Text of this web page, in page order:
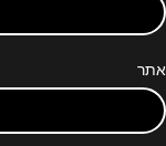
אתר